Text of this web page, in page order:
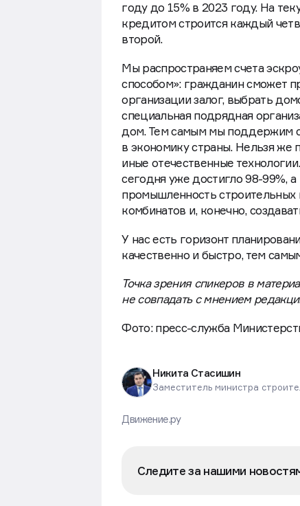
году до 15% в 2023 году. На
кредитом строится каждый
второй.
Мы распространяем счета
способом»: гражданин сможет
организации залог, выбрать
специальная подрядная
дом. Тем самым мы поддержим
в экономику страны. Нельзя же
иные отечественные
сегодня уже достигло 98-99%,
промышленность
комбинатов и, конечно,
У нас есть горизонт
качественно и быстро, тем
Точка зрения спикеров в
не совпадать с мнением
Фото: пресс-служба
Никита Стасишин
Заместитель министра
Движение.ру
Следите за нашими